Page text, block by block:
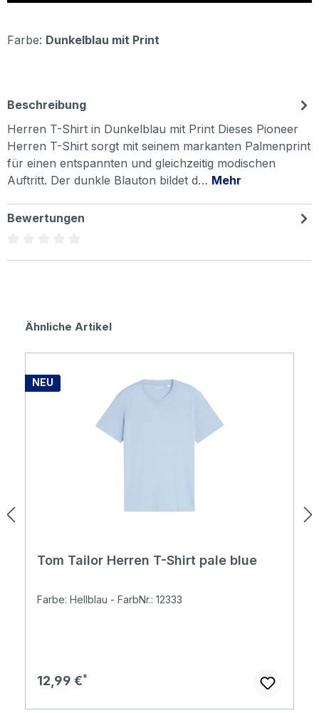
Farbe: Dunkelblau mit Print
Beschreibung
Herren T-Shirt in Dunkelblau mit Print Dieses Pioneer
Herren T-Shirt sorgt mit seinem markanten Palmenprint
für einen entspannten und gleichzeitig modischen
Auftritt. Der dunkle Blauton bildet d… Mehr
Bewertungen
Produktgalerie überspringen
Ähnliche Artikel
NEU
Tom Tailor Herren T-Shirt pale blue
Farbe: Hellblau - FarbNr.: 12333
Regulärer Preis:
12,99 €